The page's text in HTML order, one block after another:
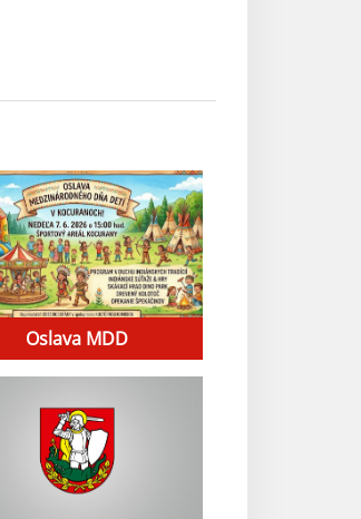
Oslava MDD